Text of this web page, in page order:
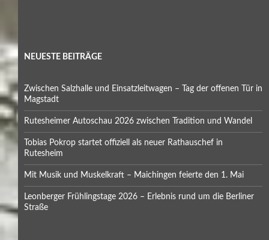
NEUESTE BEITRÄGE
Zwischen Salzhalle und Einsatzleitwagen – Tag der offenen Tür in
Magstadt
Rutesheimer Autoschau 2026 zwischen Tradition und Wandel
Tobias Pokrop startet offiziell als neuer Rathauschef in
Rutesheim
Mit Musik und Muskelkraft – Maichingen feierte den 1. Mai
Leonberger Frühlingstage 2026 – Erlebnis rund um die Berliner
Straße